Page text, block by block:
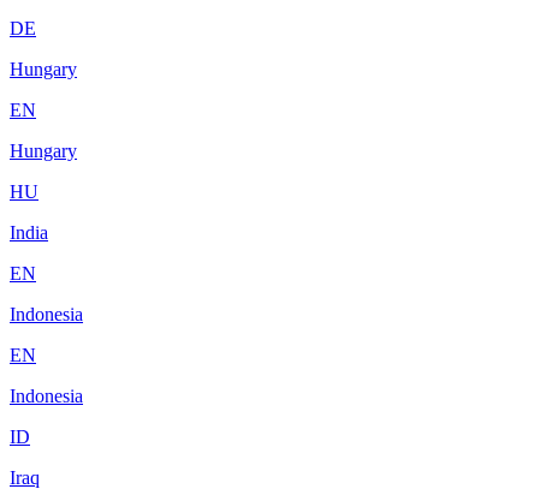
DE
Hungary
EN
Hungary
HU
India
EN
Indonesia
EN
Indonesia
ID
Iraq